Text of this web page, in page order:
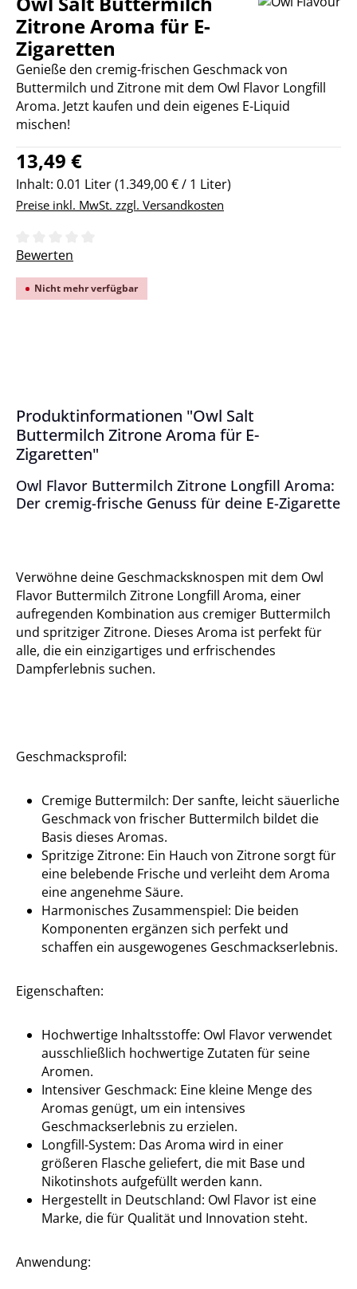
Zitrone Aroma für E-
Zigaretten
Genieße den cremig-frischen Geschmack von
Buttermilch und Zitrone mit dem Owl Flavor Longfill
Aroma. Jetzt kaufen und dein eigenes E-Liquid
mischen!
Regulärer Preis:
13,49 €
Inhalt: 0.01 Liter(1.349,00 € / 1 Liter)
Preise inkl. MwSt. zzgl. Versandkosten
Durchschnittliche Bewertung von 0 von 5 Sternen
Bewerten
Nicht mehr verfügbar
Produktinformationen "Owl Salt
Buttermilch Zitrone Aroma für E-
Zigaretten"
Owl Flavor Buttermilch Zitrone Longfill Aroma:
Der cremig-frische Genuss für deine E-Zigarette
Verwöhne deine Geschmacksknospen mit dem Owl
Flavor Buttermilch Zitrone Longfill Aroma, einer
aufregenden Kombination aus cremiger Buttermilch
und spritziger Zitrone. Dieses Aroma ist perfekt für
alle, die ein einzigartiges und erfrischendes
Dampferlebnis suchen.
Geschmacksprofil:
Cremige Buttermilch: Der sanfte, leicht säuerliche
Geschmack von frischer Buttermilch bildet die
Basis dieses Aromas.
Spritzige Zitrone: Ein Hauch von Zitrone sorgt für
eine belebende Frische und verleiht dem Aroma
eine angenehme Säure.
Harmonisches Zusammenspiel: Die beiden
Komponenten ergänzen sich perfekt und
schaffen ein ausgewogenes Geschmackserlebnis.
Eigenschaften:
Hochwertige Inhaltsstoffe: Owl Flavor verwendet
ausschließlich hochwertige Zutaten für seine
Aromen.
Intensiver Geschmack: Eine kleine Menge des
Aromas genügt, um ein intensives
Geschmackserlebnis zu erzielen.
Longfill-System: Das Aroma wird in einer
größeren Flasche geliefert, die mit Base und
Nikotinshots aufgefüllt werden kann.
Hergestellt in Deutschland: Owl Flavor ist eine
Marke, die für Qualität und Innovation steht.
Anwendung: